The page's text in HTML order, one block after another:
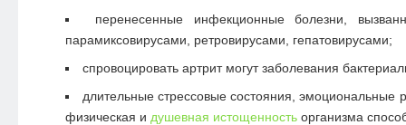
перенесенные инфекционные болезни,
парамиксовирусами, ретровирусами, гепатовирусами;
спровоцировать артрит могут заболевания
длительные стрессовые состояния, эмоциональные
физическая и душевная истощенностьорганизма